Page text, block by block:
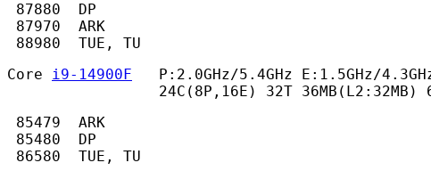
87880  DP
87970  ARK
88980  TUE, TU
Core i9-14900F
P:2.0GHz/5.4GHz E:1.5GHz/
24C(8P,16E) 32T 36MB(L2:32MB)
85479  ARK
85480  DP
86580  TUE, TU